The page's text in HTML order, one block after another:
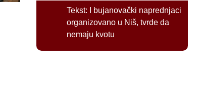
Tekst:
I bujanovački naprednjaci
organizovano u Niš, tvrde da
nemaju kvotu